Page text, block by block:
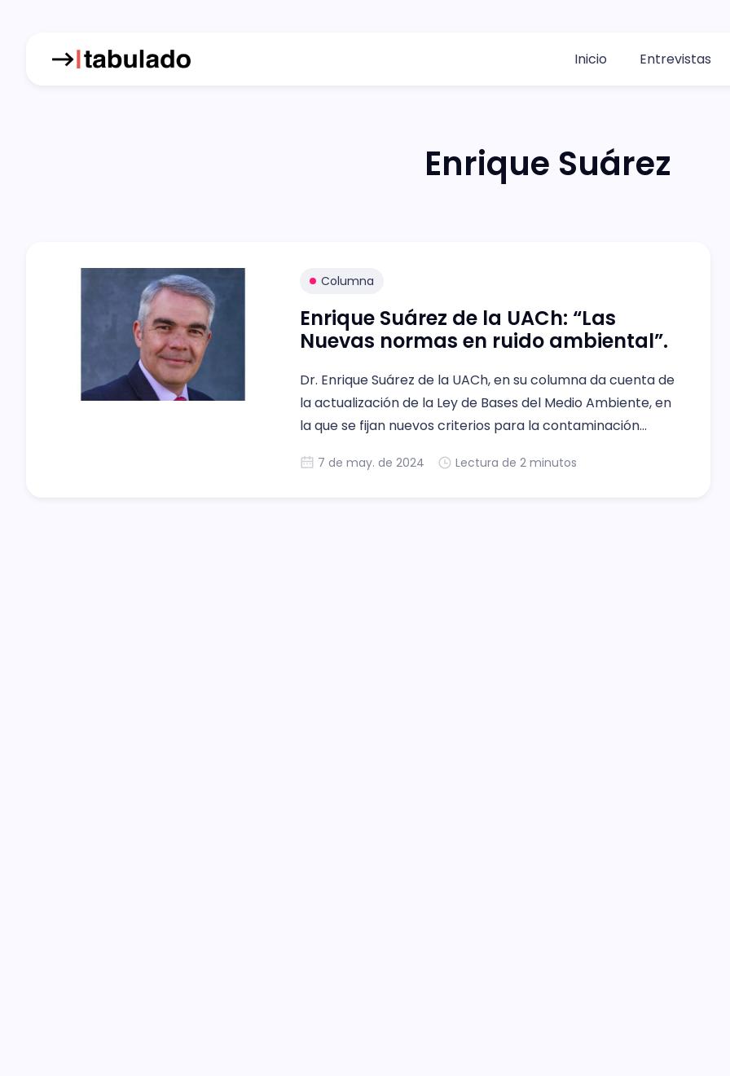
Inicio Entrevistas
Enrique Suárez
Columna
Enrique Suárez de la UACh: “Las
Nuevas normas en ruido ambiental”.
Dr. Enrique Suárez de la UACh, en su columna da cuenta de
la actualización de la Ley de Bases del Medio Ambiente, en
la que se fijan nuevos criterios para la contaminación
temas, productos del monitoreo y estudios permanentes.
7 de may. de 2024 Lectura de 2 minutos